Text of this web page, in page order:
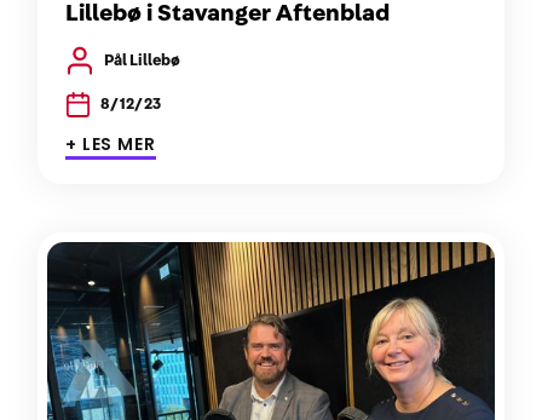
Lillebø i Stavanger Aftenblad
Pål Lillebø
8/12/23
+ LES MER